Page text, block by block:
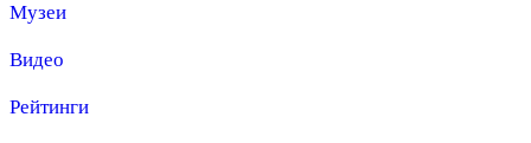
Музеи
Видео
Рейтинги